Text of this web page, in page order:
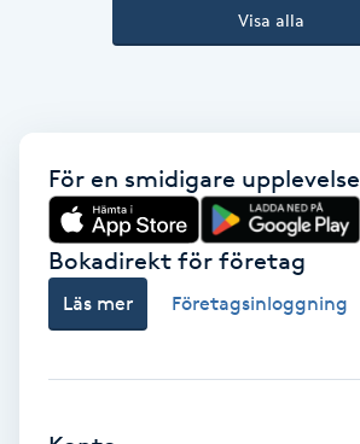
Klangmassage
Klippning
Visa alla
För en smidigare upplevelse
Bokadirekt för företag
Läs mer Företagsinloggning